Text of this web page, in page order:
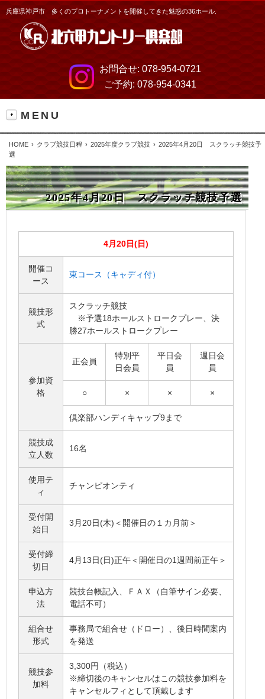
兵庫県神戸市 多くのプロトーナメントを開催してきた魅惑の36ホール.
お問合せ: 078-954-0721
ご予約: 078-954-0341
MENU
HOME クラブ競技日程 2025年度クラブ競技
2025年4月20日 スクラッチ競技予
選
2025年4月20日 スクラッチ競技予選
4月20日(日)
開催コ
ース
東コース（キャディ付）
競技形
式
スクラッチ競技
※予選18ホールストロークプレー、決
勝27ホールストロークプレー
参加資
格
正会員
特別平
日会員
平日会
員
週日会
員
○ × × ×
倶楽部ハンディキャップ9まで
競技成
立人数
16名
使用テ
ィ
チャンピオンティ
受付開
始日
3月20日(木)＜開催日の１カ月前＞
受付締
切日
4月13日(日)正午＜開催日の1週間前正午＞
申込方
法
競技台帳記入、ＦＡＸ（自筆サイン必要、
電話不可）
組合せ
形式
事務局で組合せ（ドロー）、後日時間案内
を発送
競技参
加料
3,300円（税込）
※締切後のキャンセルはこの競技参加料を
キャンセルフィとして頂戴します